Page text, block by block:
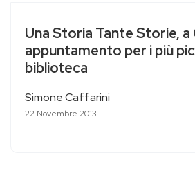
Una Storia Tante Storie, a
appuntamento per i più
biblioteca
Simone Caffarini
22 Novembre 2013